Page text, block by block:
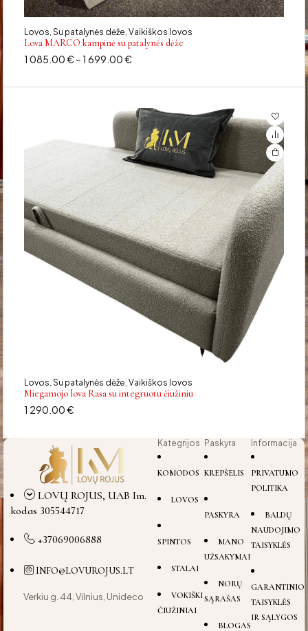
Lovos Su patalynės dėže Vaikiškos lovos
Lova MARCO kampinė su patalynės dėže
1 085.00€ –1 699.00€
Lovos Su patalynės dėže Vaikiškos lovos
Miegamojo lova Rasa su integruotu čiužiniu
1 290.00€
Kategrijos
KOMODOS
LOVOS
SPINTOS
STALAI
VOKIŠKI
ČIUŽINIAI
Paskyra
KREPŠELIS
PASKYRA
MANO
UŽSAKYMAI
NORŲ
SĄRAŠAS
BLOGAS
Informacija
PRIVATUMO
POLITIKA
BALDŲ
NAUDOJIMO
TAISYKLĖS
GARANTINIO
TAISYKLĖS
IR SĄLYGOS
LOVŲ ROJUS, UAB Im.
kodas 305544717
+37069006888
INFO@LOVUROJUS.LT
Verkiu g. 44, Vilnius, Unideco